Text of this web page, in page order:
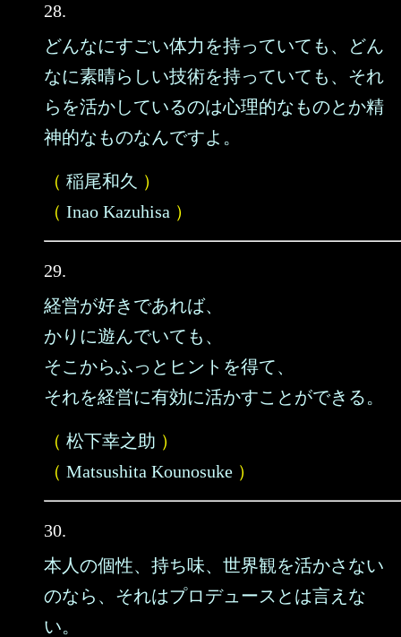
28.
どんなにすごい体力を持っていても、どん
なに素晴らしい技術を持っていても、それ
らを活かしているのは心理的なものとか精
神的なものなんですよ。
（ 稲尾和久 ）
（ Inao Kazuhisa ）
29.
経営が好きであれば、
かりに遊んでいても、
そこからふっとヒントを得て、
それを経営に有効に活かすことができる。
（ 松下幸之助 ）
（ Matsushita Kounosuke ）
30.
本人の個性、持ち味、世界観を活かさない
のなら、それはプロデュースとは言えな
い。